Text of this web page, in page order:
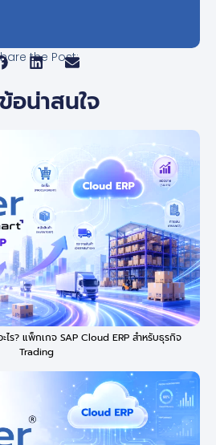
the Post:
อน่าสนใจ
ร? แพ็กเกจ SAP Cloud ERP สำหรับธุรกิจ
Trading